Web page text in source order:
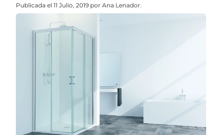
Publicada el 11 Julio, 2019 por Ana Lenador.